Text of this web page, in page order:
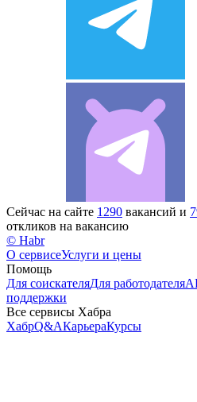
Сейчас на сайте 1290 вакансий и
откликов на вакансию
© Habr
О сервисеУслуги и цены
Помощь
Для соискателяДля работодателя
поддержки
Все сервисы Хабра
ХабрQ&AКарьераКурсы